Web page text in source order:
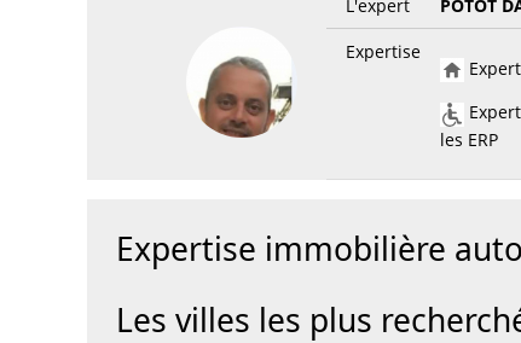
L'expert
POTOT
Expertise
les ERP
Expertise immobilière
Les villes les plus